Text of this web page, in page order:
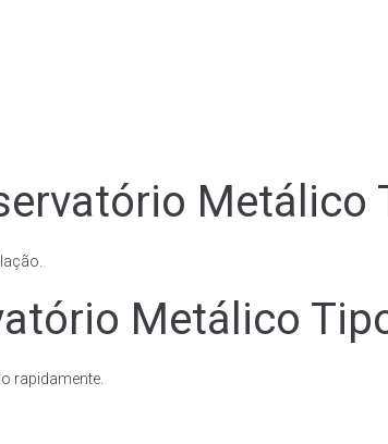
Metálico
Metálico
rapidamente.